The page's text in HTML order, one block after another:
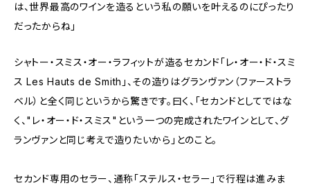
は、世界最高のワインを造るという私の願いを叶えるのにぴったり
だったからね」
シャトー・スミス・オー・ラフィットが造るセカンド「レ・オー・ド・スミ
ス Les Hauts de Smith」、その造りはグランヴァン（ファーストラ
ベル）と全く同じというから驚きです。曰く、「セカンドとしてではな
く、"レ・オー・ド・スミス"という一つの完成されたワインとして、グ
ランヴァンと同じ考えで造りたいから」とのこと。
セカンド専用のセラー、通称「ステルス・セラー」で行程は進みま